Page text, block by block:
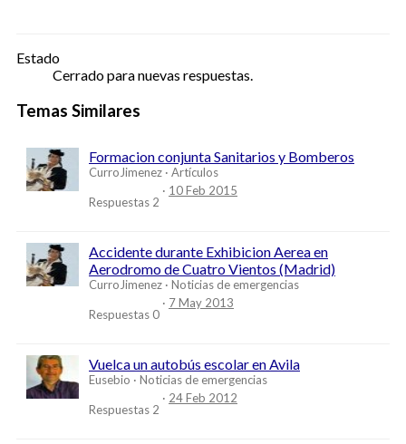
Estado
Cerrado para nuevas respuestas.
Temas Similares
Formacion conjunta Sanitarios y Bomberos
CurroJimenez Artículos
Respuestas 2
10 Feb 2015
Accidente durante Exhibicion Aerea en
Aerodromo de Cuatro Vientos (Madrid)
CurroJimenez Noticias de emergencias
Respuestas 0
7 May 2013
Vuelca un autobús escolar en Avila
Eusebio Noticias de emergencias
Respuestas 2
24 Feb 2012